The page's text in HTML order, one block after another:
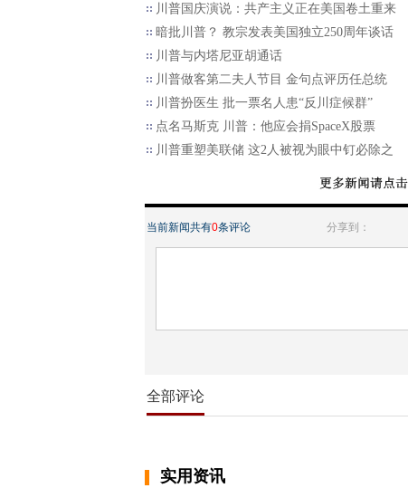
川普国庆演说：共产主义正在美国卷土重来
暗批川普？ 教宗发表美国独立250周年谈话
川普与内塔尼亚胡通话
川普做客第二夫人节目 金句点评历任总统
川普扮医生 批一票名人患“反川症候群”
点名马斯克 川普：他应会捐SpaceX股票
川普重塑美联储 这2人被视为眼中钉必除之
当前新闻共有0条评论 分享到：
全部评论
实用资讯